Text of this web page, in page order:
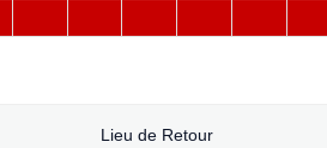
Lieu de Retour